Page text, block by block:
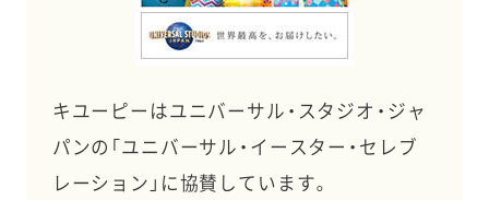
キユーピーはユニバーサル・スタジオ・ジャ
パンの「ユニバーサル・イースター・セレブ
レーション」に協賛しています。